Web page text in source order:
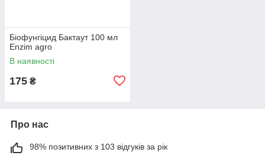
Біофунгіцид Бактаут 100 мл
Enzim agro
В наявності
175 ₴
Про нас
98% позитивних з 103 відгуків за рік